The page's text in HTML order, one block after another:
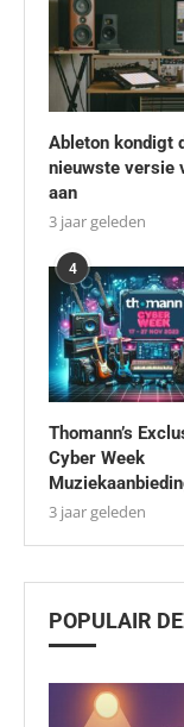
Ableton kondigt
nieuwste versie
aan
3 jaar geleden
4
Thomann’s
Cyber Week
3 jaar geleden
POPULAIR